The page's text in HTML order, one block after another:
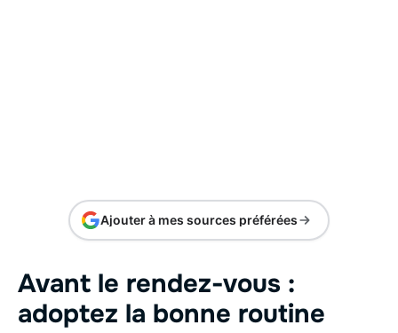
Ajouter à mes sources préférées
Avant le rendez-vous :
adoptez la bonne routine